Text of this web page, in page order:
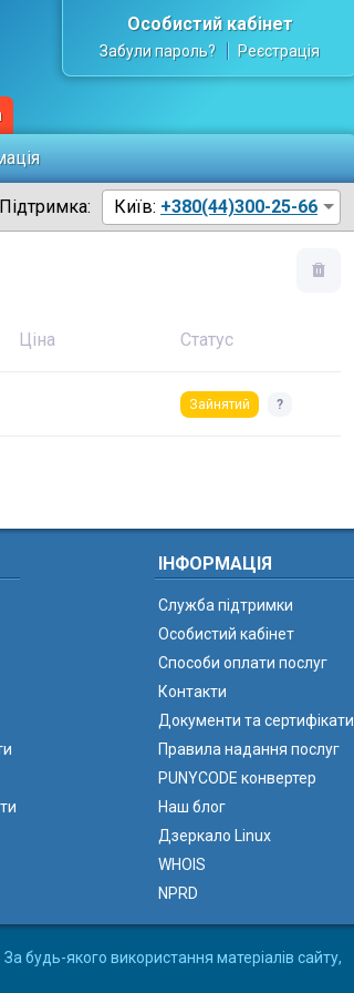
Особистий кабінет
Забули пароль? Реєстрація
Підтримка: Київ: +380(44)300-25-66
Ціна Статус
Зайнятий ?
ІНФОРМАЦІЯ
Служба підтримки
Особистий кабінет
Способи оплати послуг
Контакти
Документи та сертифікати
Правила надання послуг
PUNYCODE конвертер
Наш блог
Дзеркало Linux
WHOIS
NPRD
будь-якого використання матеріалів сайту,